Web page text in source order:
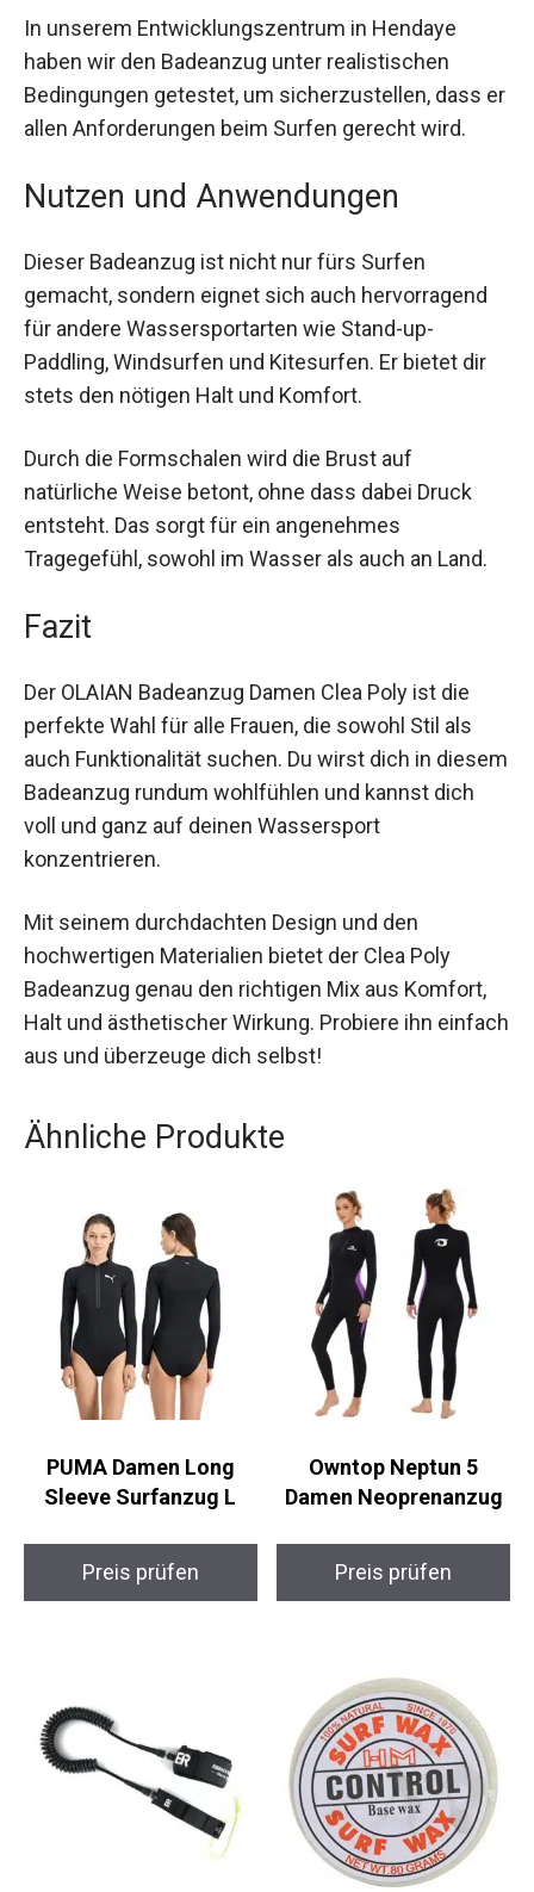
In unserem Entwicklungszentrum in Hendaye
haben wir den Badeanzug unter realistischen
Bedingungen getestet, um sicherzustellen, dass
er allen Anforderungen beim Surfen gerecht wird.
Nutzen und Anwendungen
Dieser Badeanzug ist nicht nur fürs Surfen
gemacht, sondern eignet sich auch hervorragend
für andere Wassersportarten wie Stand-up-
Paddling, Windsurfen und Kitesurfen. Er bietet dir
stets den nötigen Halt und Komfort.
Durch die Formschalen wird die Brust auf
natürliche Weise betont, ohne dass dabei Druck
entsteht. Das sorgt für ein angenehmes
Tragegefühl, sowohl im Wasser als auch an Land.
Fazit
Der OLAIAN Badeanzug Damen Clea Poly ist die
perfekte Wahl für alle Frauen, die sowohl Stil als
auch Funktionalität suchen. Du wirst dich in
diesem Badeanzug rundum wohlfühlen und
kannst dich voll und ganz auf deinen
Wassersport konzentrieren.
Mit seinem durchdachten Design und den
hochwertigen Materialien bietet der Clea Poly
Badeanzug genau den richtigen Mix aus Komfort,
Halt und ästhetischer Wirkung. Probiere ihn
einfach aus und überzeuge dich selbst!
Ähnliche Produkte
PUMA Damen Long
Sleeve Surfanzug L
Preis prüfen
Owntop Neptun 5
Damen Neoprenanzug
Preis prüfen